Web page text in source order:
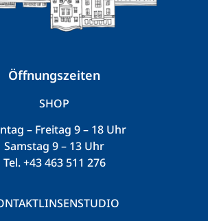
Öffnungszeiten
SHOP
– Freitag 9 – 18 Uhr
Samstag 9 – 13 Uhr
Tel.+43 463 511 276